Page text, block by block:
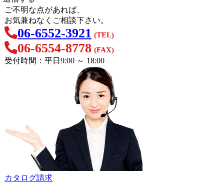
ご不明な点があれば、
お気兼ねなくご相談下さい。
06-6552-3921 (TEL)
06-6554-8778 (FAX)
受付時間：平日9:00 ～ 18:00
カタログ請求